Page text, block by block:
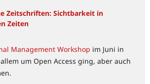
Zeitschriften: Sichtbarkeit in
Zeiten
Management Workshop im Juni in
um Open Access ging, aber auch